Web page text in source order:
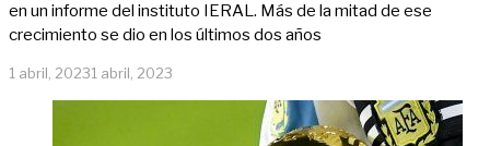
en un informe del instituto IERAL. Más de la mitad de ese
crecimiento se dio en los últimos dos años
1 abril, 20231 abril, 2023